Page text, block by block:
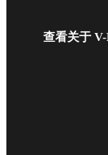
查看关于